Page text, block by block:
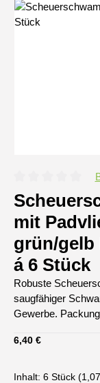
Bildergalerie
Durchschnittliche
mit
grün/gelb
á 6 Stück
Robuste
saugfähiger
Gewerbe.
Regulärer Preis:
6,40 €
Inhalt: 6 Stück